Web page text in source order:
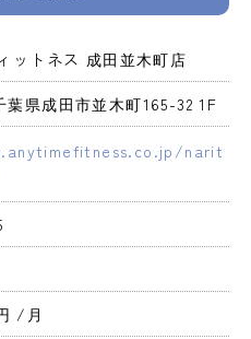
ットネス 成田並木町店
県成田市並木町165-32 1F
narit
/月